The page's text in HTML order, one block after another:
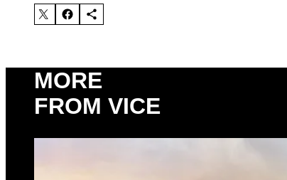
MORE
FROM VICE